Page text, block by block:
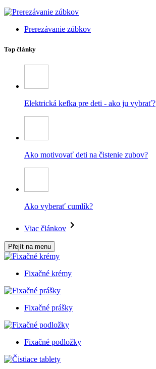
Prerezávanie zúbkov
Top články
Elektrická kefka pre deti - ako ju vybrať?
Ako motivovať deti na čistenie zubov?
Ako vyberať cumlík?
Viac článkov
Přejít na menu
Fixačné krémy
Fixačné prášky
Fixačné podložky